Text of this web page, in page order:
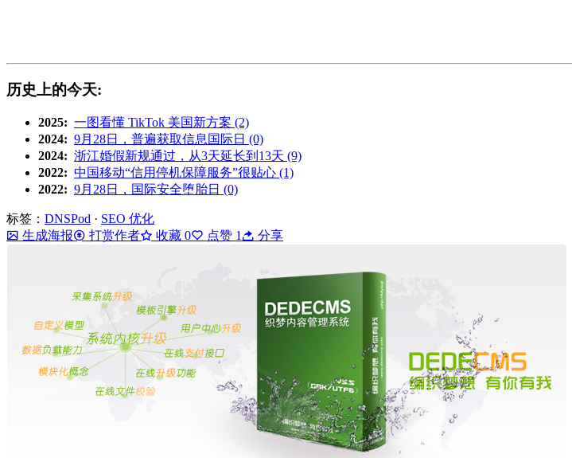
历史上的今天:
2025: 一图看懂 TikTok 美国新方案 (2)
2024: 9月28日，普遍获取信息国际日 (0)
2024: 浙江婚假新规通过，从3天延长到13天 (9)
2022: 中国移动“信用停机保障服务”很贴心 (1)
2022: 9月28日，国际安全堕胎日 (0)
标签： DNSPod · SEO 优化
生成海报
打赏作者 收藏 0 点赞 1 分享